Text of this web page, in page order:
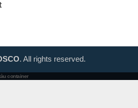
. All rights reserved.
container